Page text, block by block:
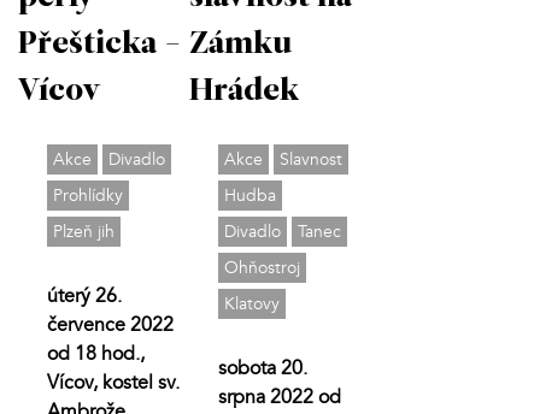
Přešticka -
Vícov
Akce
Divadlo
Prohlídky
Plzeň jih
úterý 26.
července 2022
od 18 hod.,
Vícov, kostel sv.
Zámku
Hrádek
Akce
Slavnost
Hudba
Divadlo
Tanec
Ohňostroj
Klatovy
sobota 20.
srpna 2022 od